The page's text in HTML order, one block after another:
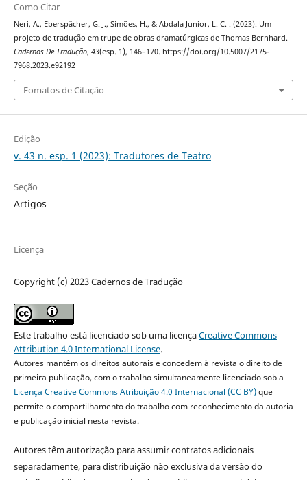
Como Citar
Neri, A., Eberspächer, G. J., Simões, H., & Abdala Junior, L. C. . (2023). Um
projeto de tradução em trupe de obras dramatúrgicas de Thomas Bernhard.
Cadernos De Tradução, 43(esp. 1), 146–170. https://doi.org/10.5007/2175-
7968.2023.e92192
Fomatos de Citação
Edição
v. 43 n. esp. 1 (2023): Tradutores de Teatro
Seção
Artigos
Licença
Copyright (c) 2023 Cadernos de Tradução
Este trabalho está licenciado sob uma licençaCreative Commons
Attribution 4.0 International License.
Autores mantêm os direitos autorais e concedem à revista o direito de
primeira publicação, com o trabalho simultaneamente licenciado sob a
Licença Creative Commons Atribuição 4.0 Internacional (CC BY)que
permite o compartilhamento do trabalho com reconhecimento da autoria
e publicação inicial nesta revista.
Autores têm autorização para assumir contratos adicionais
separadamente, para distribuição não exclusiva da versão do